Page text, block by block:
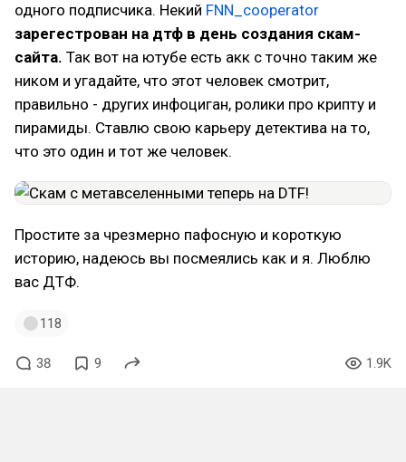
одного подписчика. Некий FNN_cooperator
зарегестрован на дтф в день создания скам-
сайта. Так вот на ютубе есть акк с точно таким же
ником и угадайте, что этот человек смотрит,
правильно - других инфоциган, ролики про крипту и
пирамиды. Ставлю свою карьеру детектива на то,
что это один и тот же человек.
Простите за чрезмерно пафосную и короткую
историю, надеюсь вы посмеялись как и я. Люблю
вас ДТФ.
118
38 9 1.9K